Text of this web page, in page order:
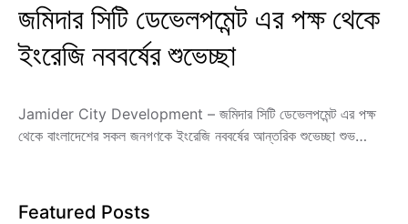
জমিদার সিটি ডেভেলপমেন্ট এর পক্ষ থেকে
ইংরেজি নববর্ষের শুভেচ্ছা
Jamider City Development – জমিদার সিটি ডেভেলপমেন্ট এর পক্ষ
থেকে বাংলাদেশের সকল জনগণকে ইংরেজি নববর্ষের আন্তরিক শুভেচ্ছা শুভ…
Featured Posts